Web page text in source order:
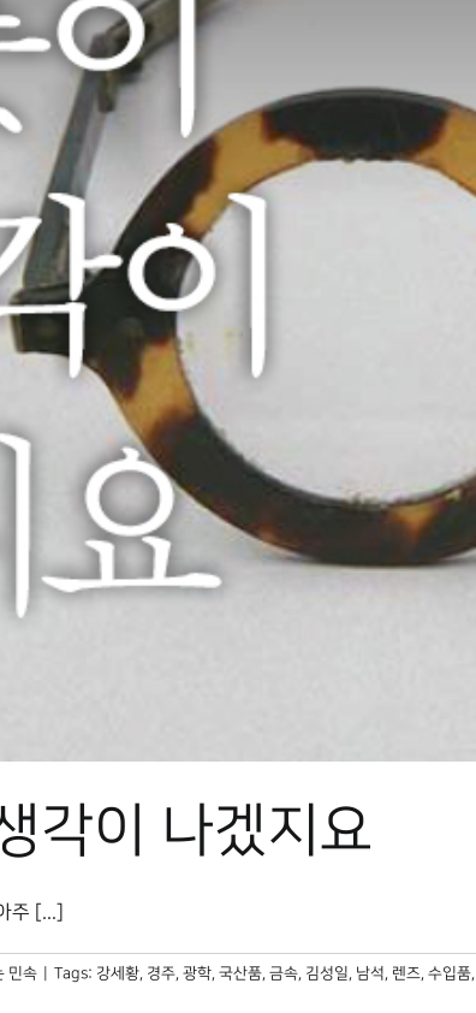
각이 나겠지요
주 [...]
민속 Tags: 강세황, 경주, 광학, 국산품, 금속, 김성일, 남석, 렌즈, 수입품,